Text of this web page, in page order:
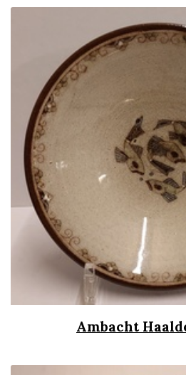
Ambacht